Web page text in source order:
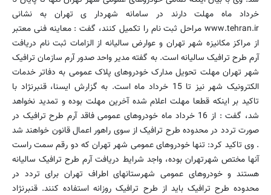
خرداد ماه مهلت دارند در سامانه شهردار ی تهران به نشانی
www.tehran.ir مراحل ثبت نام را تکمیل کنند، گفت : معاینه فنی معتبر
از مراکز مکانیزه شهر تهران و عوارض سالیانه از الزامات ثبت نام دریافت
آرم طرح ترافیک سالیانه است. به گفته مدیر واحد صدور آرم سازمان ترافیک
شهر تهران مهلت تحویل مدارک خودروهای پلاک عمومی به دفاتر خدمات
الکترونیک شهر نیز تا 15 خرداد ماه است. به گزارش ایسنا، قنبرنژاد با
تاکید بر اینکه قطعا مهلت اعلام شده آخرین مهلت بوده و تمدید نخواهد
شد، گفت : از 16 خرداد ماه خودروهای عمومی فاقد آرم طرح ترافیک در
صورت تردد در محدوده طرح ترافیک از سوی راهور اعمال قانون خواهند شد
. وی تاکید کرد: تنها خودروهای عمومی شهر تهران که دو رقم سمت راست
آنها مختص شهرتهران بوده، واجد شرایط دریافت آرم طرح ترافیک سالیانه
هستند و خودروهای عمومی شهرستانهای اطراف تهران برای تردد در
محدوده طرح ترافیک باید از طرح ترافیک روزانه استفاده کنند. قنبرنژاد